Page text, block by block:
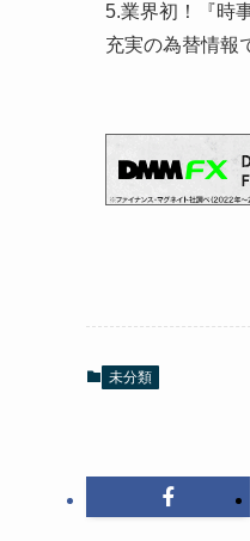
5.業界初！『時
充実の為替情報
未分類